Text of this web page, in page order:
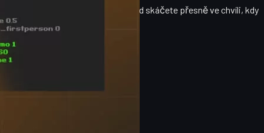
podobně jako v CS:GO – pokud skáčete přesně ve chvíli, kdy